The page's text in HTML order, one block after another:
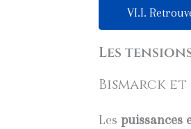
Les
Bismarck
Les puissances